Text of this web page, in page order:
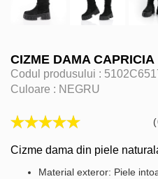
CIZME DAMA CAPRICIA
Codul produsului :
Culoare : NEGRU
Cizme dama din piele
Material exteror: Piele